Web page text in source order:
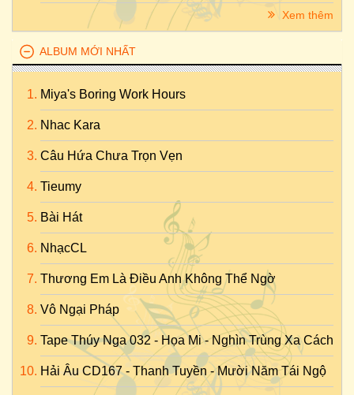
Xem thêm
ALBUM MỚI NHẤT
Miya's Boring Work Hours
Nhac Kara
Câu Hứa Chưa Trọn Vẹn
Tieumy
Bài Hát
NhạcCL
Thương Em Là Điều Anh Không Thể Ngờ
Vô Ngại Pháp
Tape Thúy Nga 032 - Họa Mi - Nghìn Trùng Xa Cách
Hải Âu CD167 - Thanh Tuyền - Mười Năm Tái Ngộ